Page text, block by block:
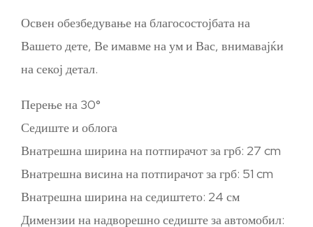
Освен обезбедување на благосостојбата на
Вашето дете, Ве имавме на ум и Вас, внимавајќи
на секој детал.
Перење на 30°
Седиште и облога
Внатрешна ширина на потпирачот за грб: 27 cm
Внатрешна висина на потпирачот за грб: 51 ​​cm
Внатрешна ширина на седиштето: 24 см
Димензии на надворешно седиште за автомобил: